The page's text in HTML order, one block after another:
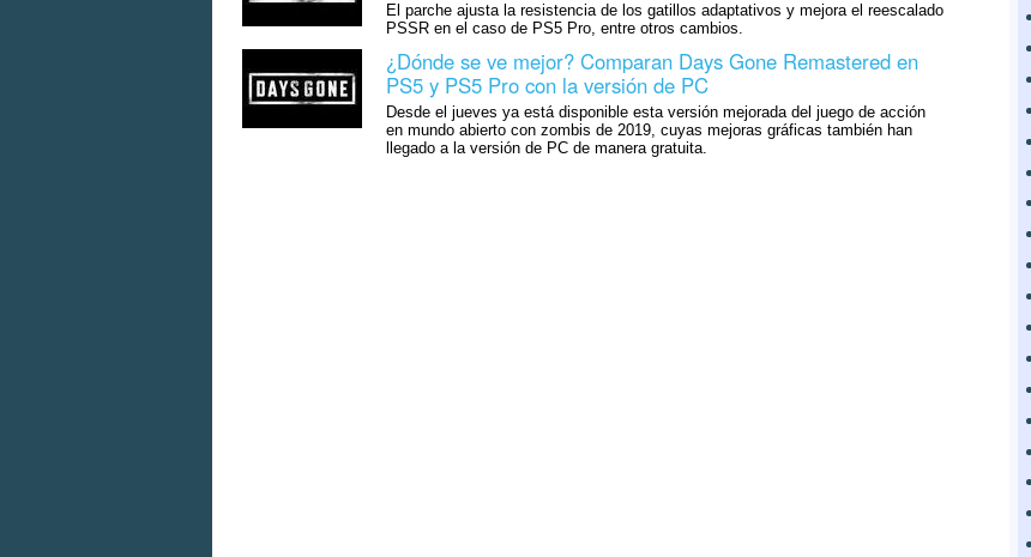
El parche ajusta la resistencia de los gatillos adaptativos y mejora el reescalado
PSSR en el caso de PS5 Pro, entre otros cambios.
¿Dónde se ve mejor? Comparan Days Gone Remastered en
PS5 y PS5 Pro con la versión de PC
Desde el jueves ya está disponible esta versión mejorada del juego de acción
en mundo abierto con zombis de 2019, cuyas mejoras gráficas también han
llegado a la versión de PC de manera gratuita.